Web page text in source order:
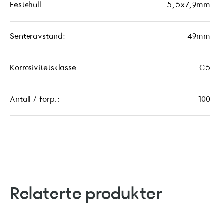
Festehull: 5,5x7,9mm
Senteravstand: 49mm
Korrosivitetsklasse: C5
Antall / forp.: 100
Relaterte produkter